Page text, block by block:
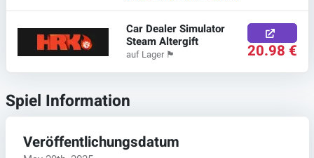
Car Dealer Simulator
Steam Altergift
auf Lager 🏴 20.98 €
Spiel Information
Veröffentlichungsdatum